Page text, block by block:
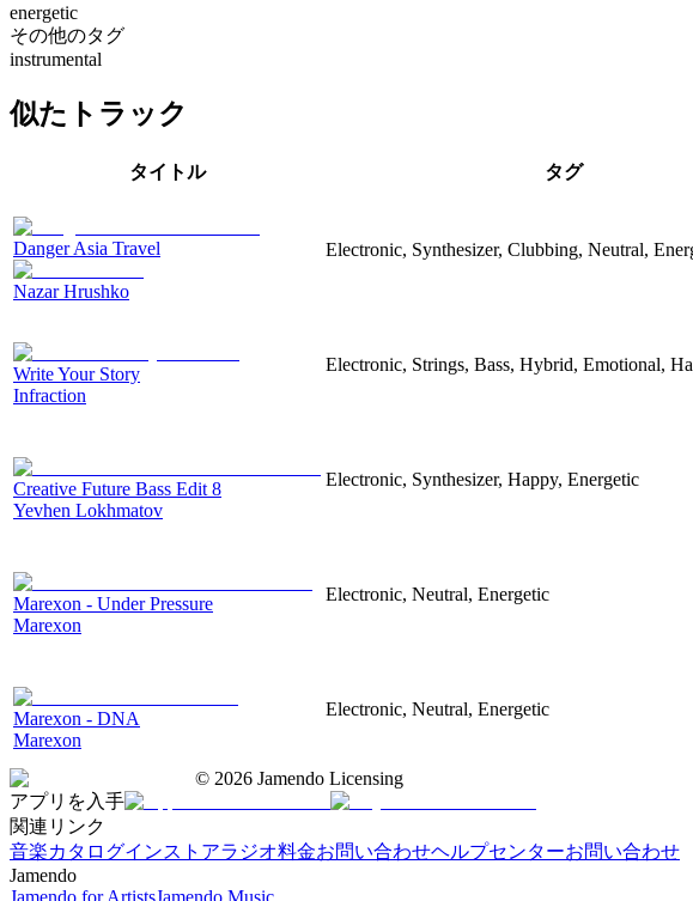
energetic
その他のタグ
instrumental
似たトラック
タイトル タグ
Danger Asia Travel
Nazar Hrushko
Electronic, Synthesizer, Clubbing, Neutral,
Write Your Story
Infraction
Electronic, Strings, Bass, Hybrid, Emotional,
Creative Future Bass Edit 8
Yevhen Lokhmatov
Electronic, Synthesizer, Happy, Energetic
Marexon - Under Pressure
Marexon
Electronic, Neutral, Energetic
Marexon - DNA
Marexon
Electronic, Neutral, Energetic
© 2026 Jamendo Licensing
アプリを入手
関連リンク
音楽カタログインストアラジオ料金お問い合わせヘルプセンターお問い合わせ
Jamendo
Jamendo for ArtistsJamendo Music